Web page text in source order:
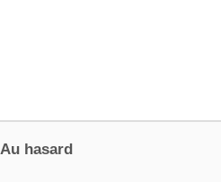
Au hasard